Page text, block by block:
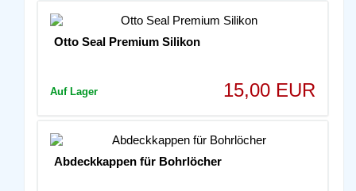
Otto Seal Premium Silikon
Auf Lager 15,00 EUR
Abdeckkappen für Bohrlöcher